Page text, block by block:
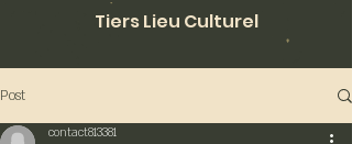
Tiers Lieu Culturel
Post
contact813381